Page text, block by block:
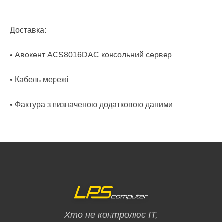
Доставка:
• Авокент ACS8016DAC консольний сервер
• Кабель мережі
• Фактура з визначеною додатковою даними
Хто не контролює ІТ,